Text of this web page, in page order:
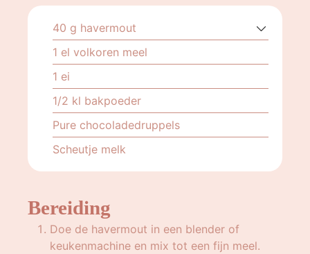
40 g havermout
1 el volkoren meel
1 ei
1/2 kl bakpoeder
Pure chocoladedruppels
Scheutje melk
Bereiding
Doe de havermout in een blender of
keukenmachine en mix tot een fijn meel.